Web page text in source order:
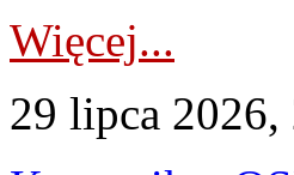
Więcej...
29 lipca 2026,